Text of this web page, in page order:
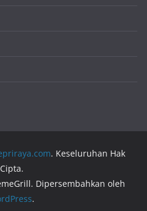
. Keseluruhan Hak
Cipta.
Dipersembahkan oleh
.